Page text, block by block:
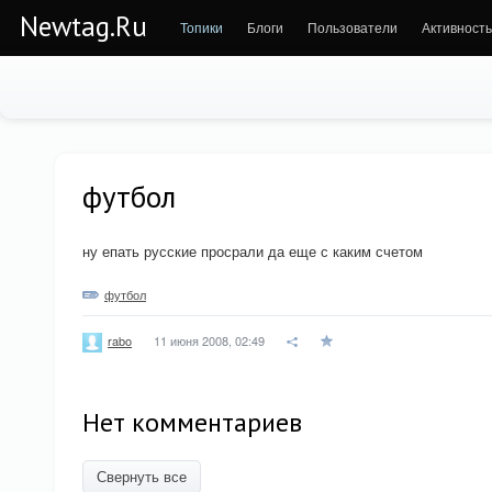
Newtag.Ru Топики Блоги Пользователи Активность
футбол
ну епать русские просрали да еще с каким счетом
футбол
rabo 11 июня 2008, 02:49
Нет комментариев
Свернуть все